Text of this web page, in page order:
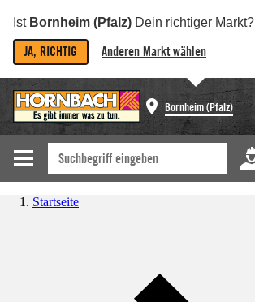
Ist Bornheim (Pfalz) Dein richtiger Markt?
JA, RICHTIG Anderen Markt wählen
Bornheim (Pfalz)
Startseite